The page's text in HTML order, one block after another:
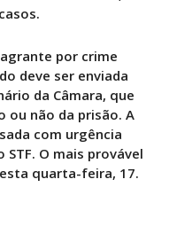
por crime
deve ser enviada
da Câmara, que
ou não da prisão. A
com urgência
O mais provável
quarta-feira, 17.